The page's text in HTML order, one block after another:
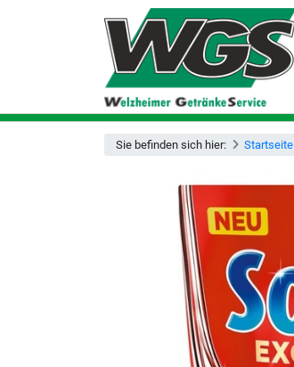
Sie befinden sich hier: Startseite